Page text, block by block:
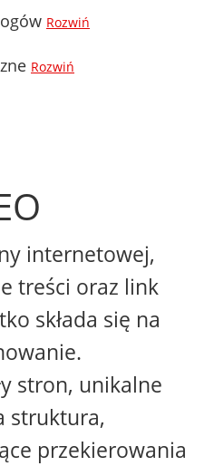
Rozwiń
Rozwiń
internetowej,
treści oraz link
składa się na
stron, unikalne
struktura,
przekierowania